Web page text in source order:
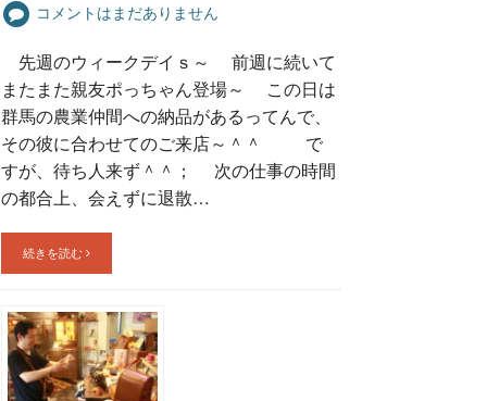
コメントはまだありません
先週のウィークデイｓ～ 前週に続いて
またまた親友ポっちゃん登場～ この日は
群馬の農業仲間への納品があるってんで、
その彼に合わせてのご来店～＾＾ で
すが、待ち人来ず＾＾； 次の仕事の時間
の都合上、会えずに退散…
続きを読む